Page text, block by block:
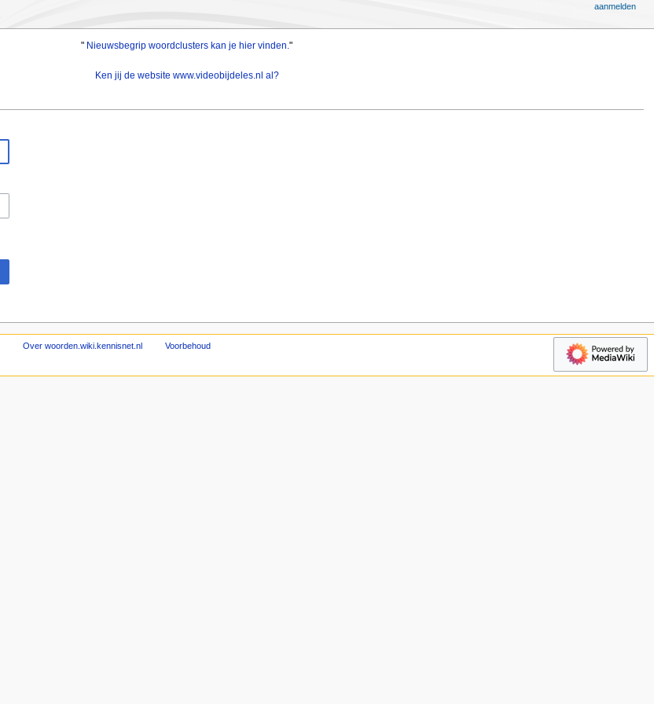
" Nieuwsbegrip woordclusters kan je hier vinden."
Ken jij de website www.videobijdeles.nl al?
aanmelden
Over woorden.wiki.kennisnet.nl Voorbehoud